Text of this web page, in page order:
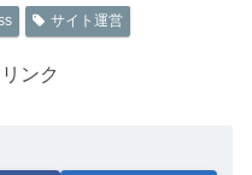
サイト運営
ンク